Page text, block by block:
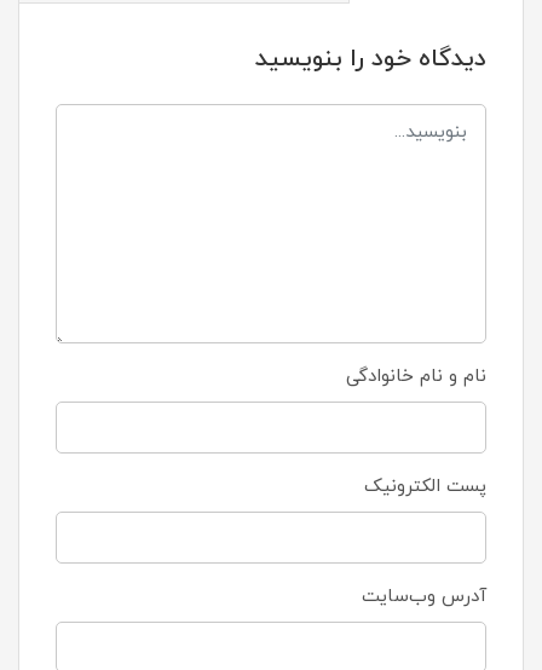
دیدگاه خود را بنویسید
نام و نام خانوادگی
پست الکترونیک
آدرس وب‌سایت